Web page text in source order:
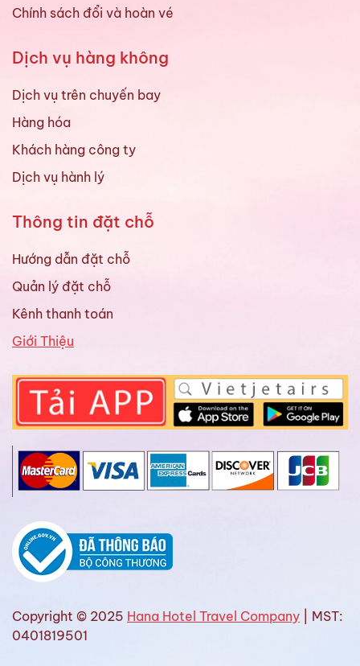
Chính sách đổi và hoàn vé
Dịch vụ hàng không
Dịch vụ trên chuyến bay
Hàng hóa
Khách hàng công ty
Dịch vụ hành lý
Thông tin đặt chỗ
Hướng dẫn đặt chỗ
Quản lý đặt chỗ
Kênh thanh toán
Giới Thiệu
Copyright © 2025 Hana Hotel Travel Company | MST:
0401819501